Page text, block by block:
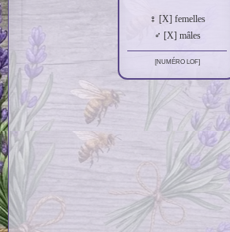
♀ [X] femelles
♂ [X] mâles
[NUMÉRO LOF]